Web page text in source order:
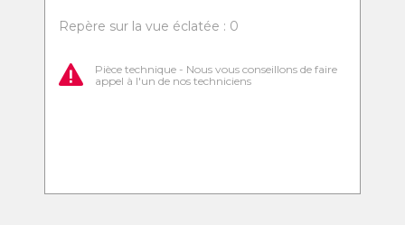
Repère sur la vue éclatée : 0
Pièce technique - Nous vous conseillons de faire
appel à l'un de nos techniciens